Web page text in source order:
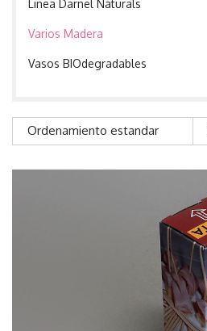
Linea Darnel Naturals
Varios Madera
Vasos BIOdegradables
Ordenamiento estandar